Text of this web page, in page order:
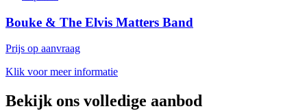
Bouke & The Elvis Matters Band
Prijs op aanvraag
Klik voor meer informatie
Bekijk ons volledige aanbod